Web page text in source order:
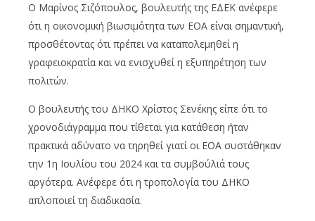
Ο Μαρίνος Σιζόπουλος, βουλευτής της ΕΔΕΚ ανέφερε
ότι η οικονομική βιωσιμότητα των ΕΟΑ είναι σημαντική,
προσθέτοντας ότι πρέπει να καταπολεμηθεί η
γραφειοκρατία και να ενισχυθεί η εξυπηρέτηση των
πολιτών.
Ο βουλευτής του ΔΗΚΟ Χρίστος Σενέκης είπε ότι το
χρονοδιάγραμμα που τίθεται για κατάθεση ήταν
πρακτικά αδύνατο να τηρηθεί γιατί οι ΕΟΑ συστάθηκαν
την 1η Ιουλίου του 2024 και τα συμβούλιά τους
αργότερα. Ανέφερε ότι η τροπολογία του ΔΗΚΟ
απλοποιεί τη διαδικασία.